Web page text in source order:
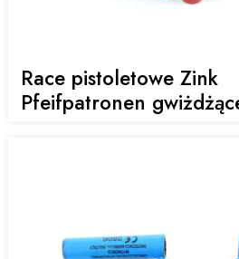
Race pistoletowe Zink
Pfeifpatronen